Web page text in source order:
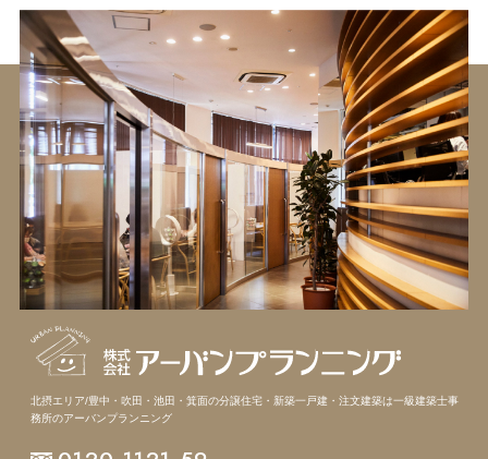
北摂エリア/豊中・吹田・池田・箕面の分譲住宅・新築一戸建・注文建築は一級建築士事
務所のアーバンプランニング